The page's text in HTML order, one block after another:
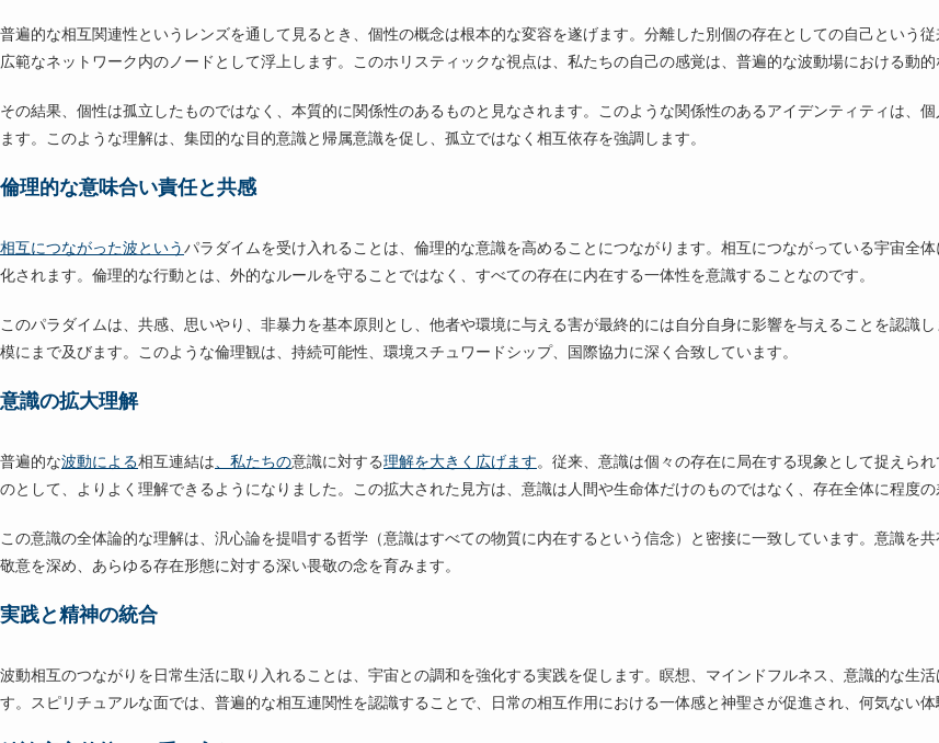
普遍的な相互関連性というレンズを通して見るとき、個性の概念は根本的な変容を遂げます。分離した別個の存在としての自己という
広範なネットワーク内のノードとして浮上します。このホリスティックな視点は、私たちの自己の感覚は、普遍的な波動場における動
その結果、個性は孤立したものではなく、本質的に関係性のあるものと見なされます。このような関係性のあるアイデンティティは、
ます。このような理解は、集団的な目的意識と帰属意識を促し、孤立ではなく相互依存を強調します。
倫理的な意味合い責任と共感
相互につながった波というパラダイムを受け入れることは、倫理的な意識を高めることにつながります。相互につながっている宇宙全
化されます。倫理的な行動とは、外的なルールを守ることではなく、すべての存在に内在する一体性を意識することなのです。
このパラダイムは、共感、思いやり、非暴力を基本原則とし、他者や環境に与える害が最終的には自分自身に影響を与えることを認識
模にまで及びます。このような倫理観は、持続可能性、環境スチュワードシップ、国際協力に深く合致しています。
意識の拡大理解
普遍的な波動による相互連結は、私たちの意識に対する理解を大きく広げます。従来、意識は個々の存在に局在する現象として捉えら
のとして、よりよく理解できるようになりました。この拡大された見方は、意識は人間や生命体だけのものではなく、存在全体に程度
この意識の全体論的な理解は、汎心論を提唱する哲学（意識はすべての物質に内在するという信念）と密接に一致しています。意識を
敬意を深め、あらゆる存在形態に対する深い畏敬の念を育みます。
実践と精神の統合
波動相互のつながりを日常生活に取り入れることは、宇宙との調和を強化する実践を促します。瞑想、マインドフルネス、意識的な生
す。スピリチュアルな面では、普遍的な相互連関性を認識することで、日常の相互作用における一体感と神聖さが促進され、何気ない体